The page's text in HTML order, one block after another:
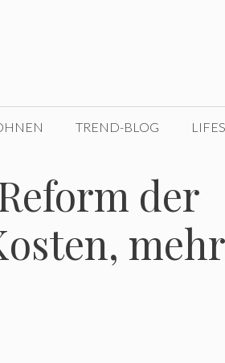
TREND-BLOG
der
mehr